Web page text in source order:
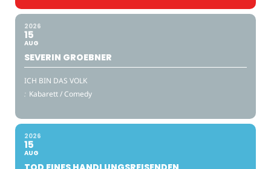
2026
15
AUG
SEVERIN GROEBNER
ICH BIN DAS VOLK
: Kabarett / Comedy
2026
15
AUG